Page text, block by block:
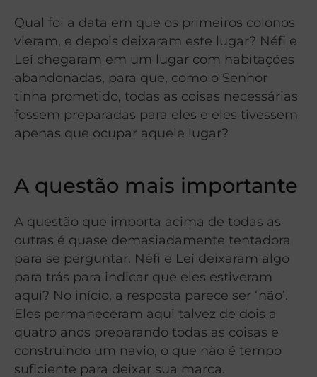
Qual foi a data em que os primeiros colonos
vieram, e depois deixaram este lugar? Néfi e
Leí chegaram em um lugar com habitações
abandonadas, para que, como o Senhor
tinha prometido, todas as coisas necessárias
fossem preparadas para eles e eles tivessem
apenas que ocupar aquele lugar?
A questão mais importante
A questão que importa acima de todas as
outras é quase demasiadamente tentadora
para se perguntar. Néfi e Leí deixaram algo
para trás para indicar que eles estiveram
aqui? No início, a resposta parece ser ‘não’.
Eles permaneceram aqui talvez de dois a
quatro anos preparando todas as coisas e
construindo um navio, o que não é tempo
suficiente para deixar sua marca.